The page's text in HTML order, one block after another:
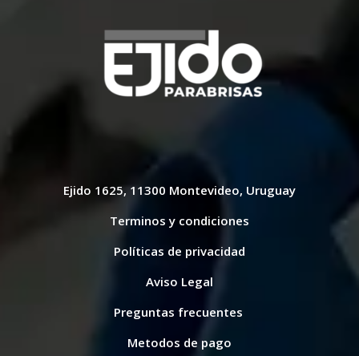
Ejido 1625, 11300 Montevideo, Uruguay
Terminos y condiciones
Políticas de privacidad
Aviso Legal
Preguntas frecuentes
Metodos de pago